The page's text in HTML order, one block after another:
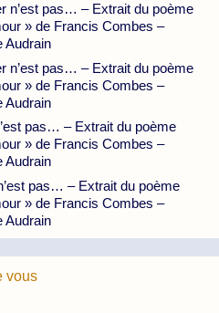
n’est pas… – Extrait du poème
» de Francis Combes –
Audrain
n’est pas… – Extrait du poème
» de Francis Combes –
Audrain
pas… – Extrait du poème
» de Francis Combes –
Audrain
pas… – Extrait du poème
» de Francis Combes –
Audrain
vous